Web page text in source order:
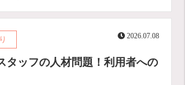
2026.07.08
タッフの人材問題！利用者への